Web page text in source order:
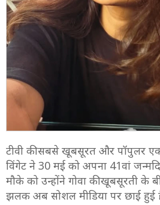
टीवी की सबसे खूबसूरत और पॉपुलर
विंगेट ने 30 मई को अपना 41वां
मौके को उन्होंने गोवा की खूबसूरती के
झलक अब सोशल मीडिया पर छाई हुई